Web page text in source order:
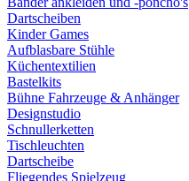
Dartscheiben
Kinder Games
Aufblasbare Stühle
Küchentextilien
Bastelkits
Bühne Fahrzeuge & Anhänger
Designstudio
Schnullerketten
Tischleuchten
Dartscheibe
Fliegendes Spielzeug